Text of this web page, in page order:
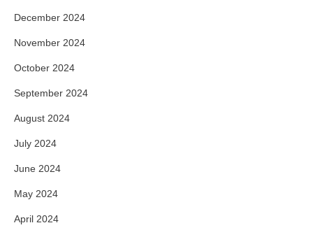
December 2024
November 2024
October 2024
September 2024
August 2024
July 2024
June 2024
May 2024
April 2024